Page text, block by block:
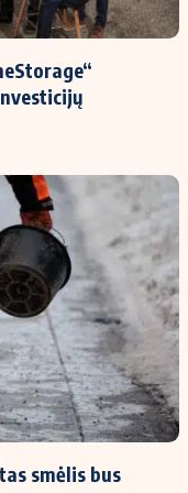
išmokos skaičiuoklė
naujienos
smėlis bus